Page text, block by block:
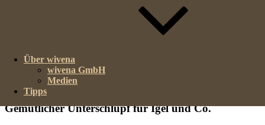
Über wivena
wivena GmbH
Medien
Tipps
Spinnen, Käfer, Molche, Regenwürmer, Raupen und Falter einen
Unterschlupf. Nach dem Winter bauen unzählige Lebewesen das
Laub ab und wandeln es in wertvollen Humus um. Damit bleiben
die Nährstoffe im Garten und im natürlichen Kreislauf.
Gemütlicher Unterschlupf für Igel und Co.